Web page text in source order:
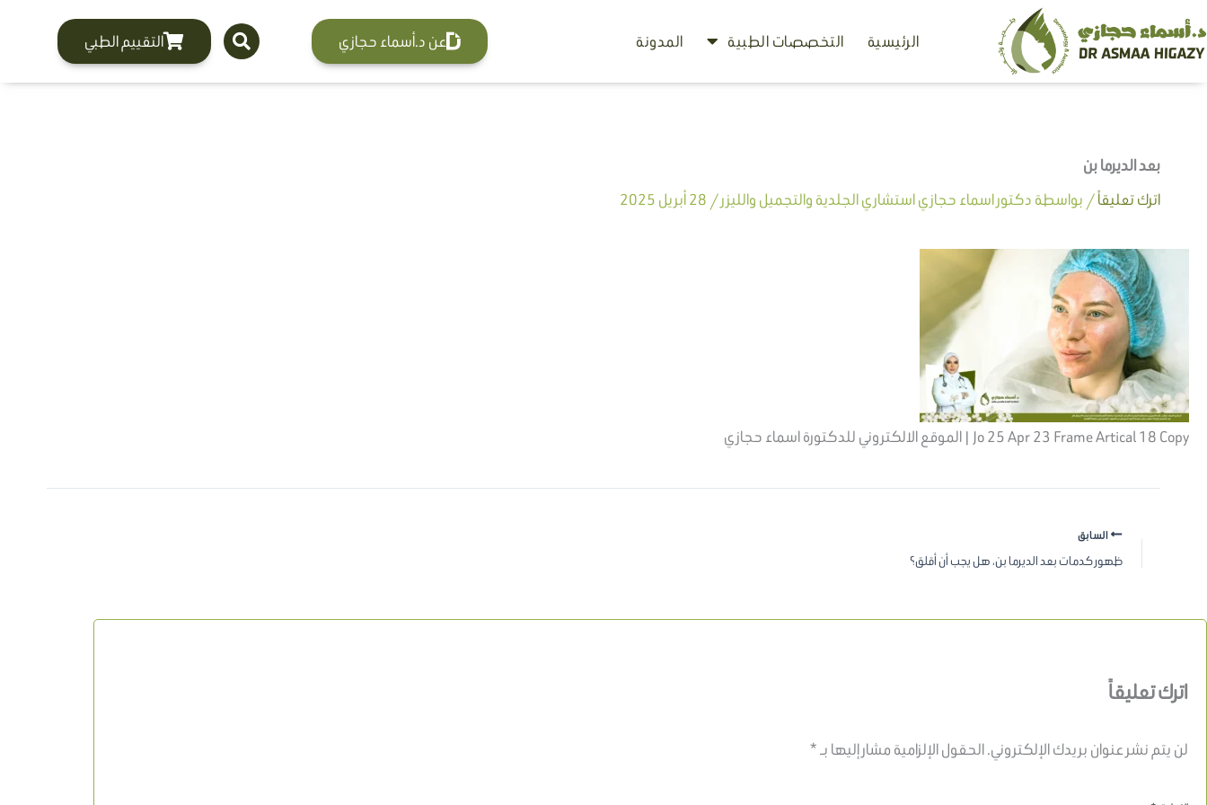
تخطي
إلى
الرئيسية التخصصات الطبية المدونة عن د.أسماء حجازي التقييم الطبي
بعد الديرما بن
اترك تعليقاً/ بواسطة دكتور اسماء حجازي استشاري الجلدية والتجميل والليزر/ 28 أبريل 2025
Jo 25 Apr 23 Frame Artical 18 Copy | الموقع الالكتروني للدكتورة اسماء حجازي
السابق
ظهور كدمات بعد الديرما بن، هل يجب أن أقلق؟
اترك تعليقاً
لن يتم نشر عنوان بريدك الإلكتروني.الحقول الإلزامية مشار إليها بـ*